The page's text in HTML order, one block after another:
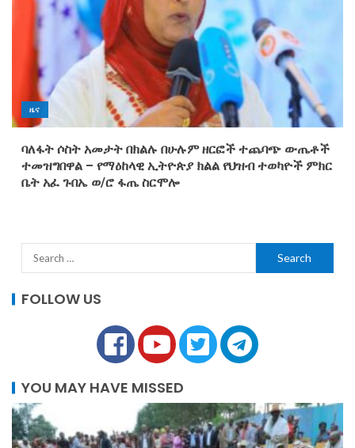
ዜና
ባለፋት ሶስት አመታት በክልሉ በሁሉም ዘርፎች ተጨባጭ ውጤቶች
ተመዝግበዋል – የማዕከላዊ ኢትዮጵያ ክልል የህዝብ ተወካዮች ምክር
ቤት አፈ ጉበኤ ወ/ሮ ፋጤ ስርሞሎ
FOLLOW US
YOU MAY HAVE MISSED